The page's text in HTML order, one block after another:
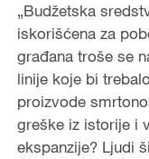
„Budžetska
iskorišćena za
građana troše se
linije koje bi
proizvode
greške iz istorije i
ekspanzije? Ljudi